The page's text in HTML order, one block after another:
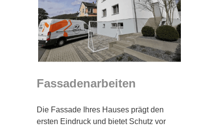
Fassadenarbeiten
Die Fassade Ihres Hauses prägt den
ersten Eindruck und bietet Schutz vor